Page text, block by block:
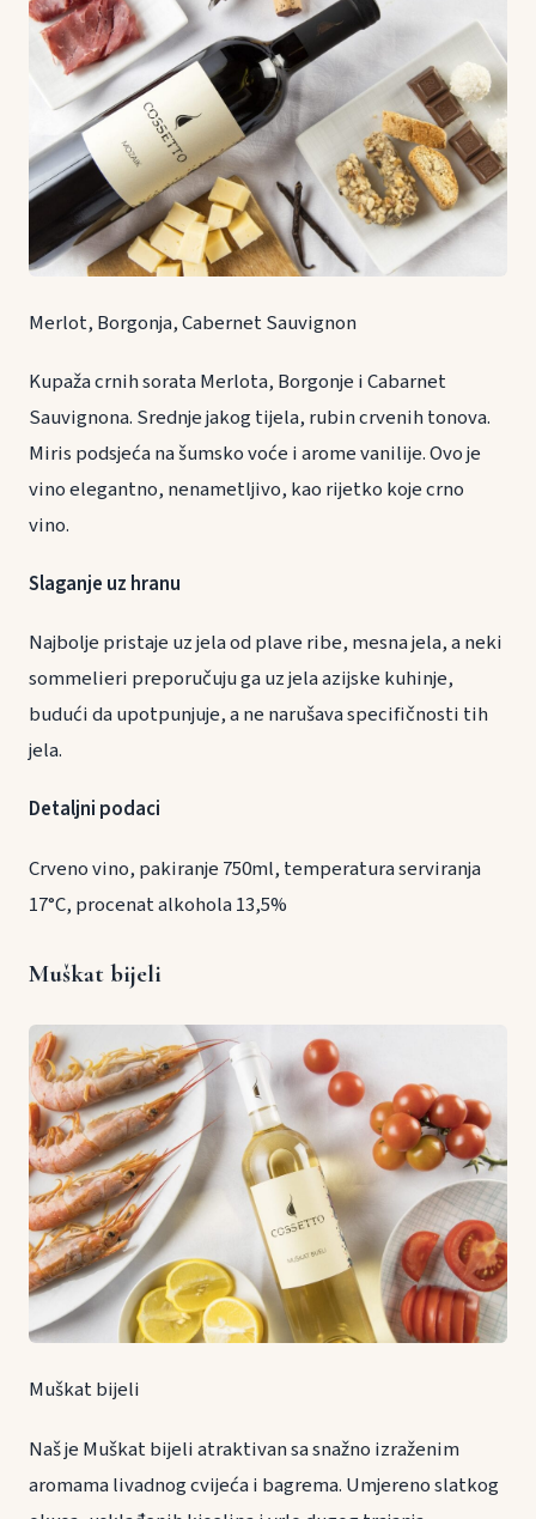
Merlot, Borgonja, Cabernet Sauvignon
Kupaža crnih sorata Merlota, Borgonje i Cabarnet
Sauvignona. Srednje jakog tijela, rubin crvenih tonova.
Miris podsjeća na šumsko voće i arome vanilije. Ovo je
vino elegantno, nenametljivo, kao rijetko koje crno
vino.
Slaganje uz hranu
Najbolje pristaje uz jela od plave ribe, mesna jela, a neki
sommelieri preporučuju ga uz jela azijske kuhinje,
budući da upotpunjuje, a ne narušava specifičnosti tih
jela.
Detaljni podaci
Crveno vino, pakiranje 750ml, temperatura serviranja
17°C, procenat alkohola 13,5%
Muškat bijeli
Muškat bijeli
Naš je Muškat bijeli atraktivan sa snažno izraženim
aromama livadnog cvijeća i bagrema. Umjereno slatkog